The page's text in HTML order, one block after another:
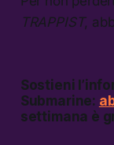
TRAPPIST,
Sostieni
Submarine:
settimana è